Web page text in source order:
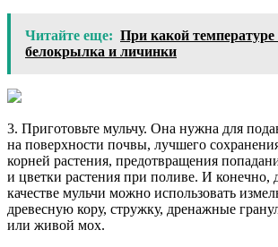
Читайте еще: При какой температуре
белокрылка и личинки
3. Приготовьте мульчу. Она нужна для
на поверхности почвы, лучшего
корней растения, предотвращения
и цветки растения при поливе. И конечно,
качестве мульчи можно использовать
древесную кору, стружку, дренажные
или живой мох.